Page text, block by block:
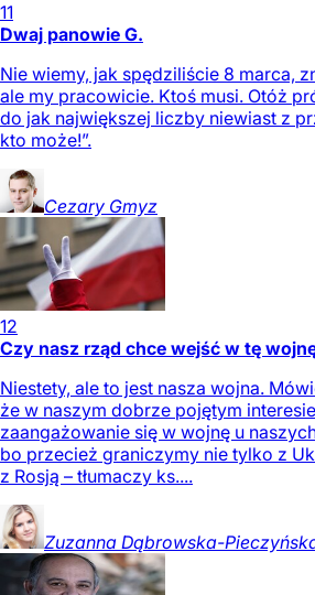
11
Dwaj panowie G.
Nie wiemy, jak spędziliście 8 marca,
ale my pracowicie. Ktoś musi. Otóż
do jak największej liczby niewiast z
kto może!”.
Cezary Gmyz
12
Czy nasz rząd chce wejść w tę
Niestety, ale to jest nasza wojna.
że w naszym dobrze pojętym
zaangażowanie się w wojnę u
bo przecież graniczymy nie tylko z
z Rosją – tłumaczy ks....
Zuzanna Dąbrowska-